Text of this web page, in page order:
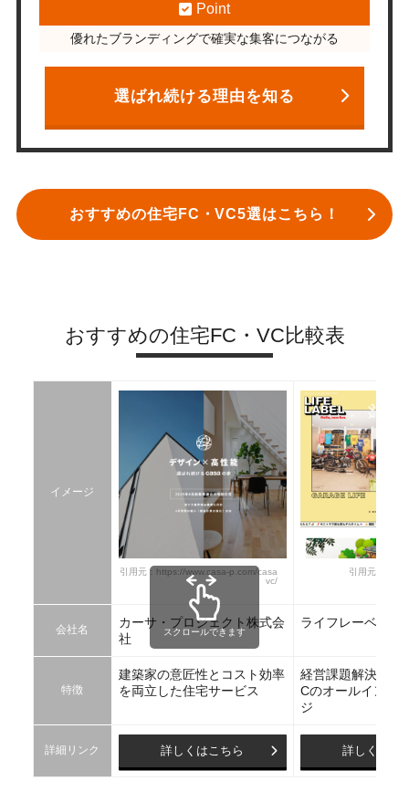
Point
優れたブランディングで確実な集客につながる
選ばれ続ける理由を知る
おすすめの住宅FC・VC5選はこちら！
おすすめの住宅FC・VC比較表
イメージ
引用元：https://www.casa-p.com/casa
vc/
引用元：
会社名
カーサ・プロジェクト株式会
社
ライフレーベル
特徴
建築家の意匠性とコスト効率
を両立した住宅サービス
経営課題解決を支
Cのオールインワ
ジ
詳細リンク 詳しくはこちら 詳しくはこ
スクロールできます